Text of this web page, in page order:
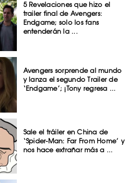
5 Revelaciones que hizo el
trailer final de Avengers:
Endgame; solo los fans
entenderán la ...
Avengers sorprende al mundo
y lanza el segundo Trailer de
‘Endgame’; ¡Tony regresa ...
Sale el tráiler en China de
‘Spider-Man: Far From Home’ y
nos hace extrañar más a ...